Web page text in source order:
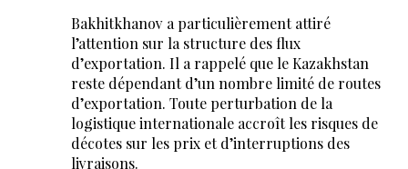
Bakhitkhanov a particulièrement attiré
l’attention sur la structure des flux
d’exportation. Il a rappelé que le Kazakhstan
reste dépendant d’un nombre limité de routes
d’exportation. Toute perturbation de la
logistique internationale accroît les risques de
décotes sur les prix et d’interruptions des
livraisons.